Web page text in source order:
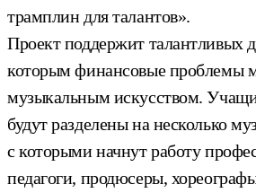
трамплин для талантов».
Проект поддержит талантливых
которым финансовые проблемы
музыкальным искусством.
будут разделены на несколько
с которыми начнут работу
педагоги, продюсеры,